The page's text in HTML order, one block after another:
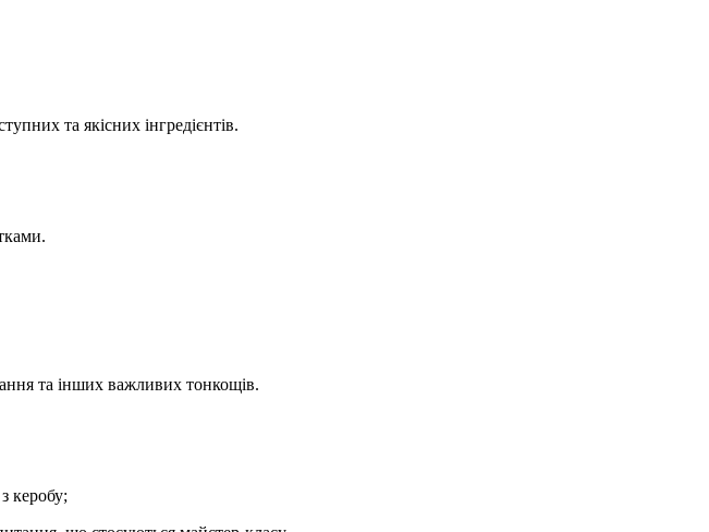
та якісних інгредієнтів.
та інших важливих тонкощів.
керобу;